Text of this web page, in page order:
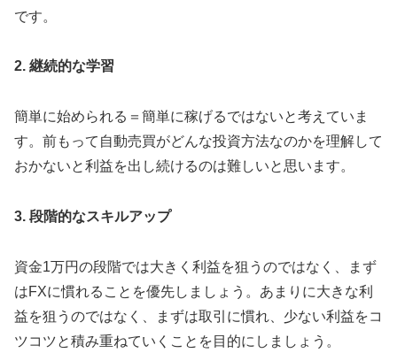
です。
2. 継続的な学習
簡単に始められる＝簡単に稼げるではないと考えていま
す。前もって自動売買がどんな投資方法なのかを理解して
おかないと利益を出し続けるのは難しいと思います。
3. 段階的なスキルアップ
資金1万円の段階では大きく利益を狙うのではなく、まず
はFXに慣れることを優先しましょう。あまりに大きな利
益を狙うのではなく、まずは取引に慣れ、少ない利益をコ
ツコツと積み重ねていくことを目的にしましょう。